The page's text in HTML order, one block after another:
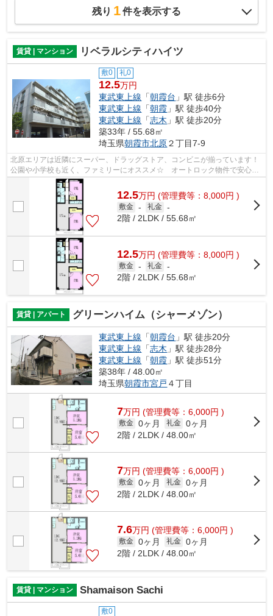
残り 1件を表示する
賃貸 | マンション リベラルシティハイツ
敷0 礼0
12.5万円
東武東上線 「朝霞台 」駅 徒歩6分
東武東上線 「朝霞 」駅 徒歩40分
東武東上線 「志木 」駅 徒歩20分
築33年 / 55.68㎡
埼玉県朝霞市北原２丁目7-9
北原エリアは近隣にスーパー、ドラッグストア、コンビニが揃っています！
公園や小学校も近く、ファミリーにオススメ☆ オートロック物件で安心の
12.5万円 (管理費等：8,000円 )
敷金 - 礼金 -
2階 / 2LDK / 55.68㎡
12.5万円 (管理費等：8,000円 )
敷金 - 礼金 -
2階 / 2LDK / 55.68㎡
賃貸 | アパート グリーンハイム（シャーメゾン）
東武東上線 「朝霞台 」駅 徒歩20分
東武東上線 「志木 」駅 徒歩28分
東武東上線 「朝霞 」駅 徒歩51分
築38年 / 48.00㎡
埼玉県朝霞市宮戸 ４丁目
7万円 (管理費等：6,000円 )
敷金 0ヶ月 礼金 0ヶ月
2階 / 2LDK / 48.00㎡
7万円 (管理費等：6,000円 )
敷金 0ヶ月 礼金 0ヶ月
2階 / 2LDK / 48.00㎡
7.6万円 (管理費等：6,000円 )
敷金 0ヶ月 礼金 0ヶ月
2階 / 2LDK / 48.00㎡
賃貸 | マンション Shamaison Sachi
敷0